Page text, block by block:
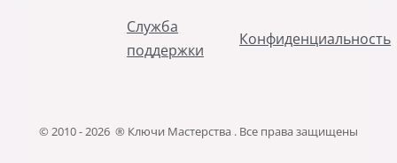
Служба
поддержки
Конфиденциальность
© 2010 - 2026 ® Ключи Мастерства . Все права защищены